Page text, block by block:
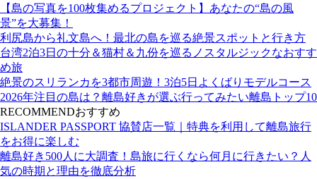
【島の写真を100枚集めるプロジェクト】あなたの“島の風
景”を大募集！
利尻島から礼文島へ！最北の島を巡る絶景スポットと行き方
台湾2泊3日の十分＆猫村＆九份を巡るノスタルジックなおすす
め旅
絶景のスリランカを3都市周遊！3泊5日よくばりモデルコース
2026年注目の島は？離島好きが選ぶ行ってみたい離島トップ10
RECOMMENDおすすめ
ISLANDER PASSPORT 協賛店一覧｜特典を利用して離島旅行
をお得に楽しむ
離島好き500人に大調査！島旅に行くなら何月に行きたい？人
気の時期と理由を徹底分析